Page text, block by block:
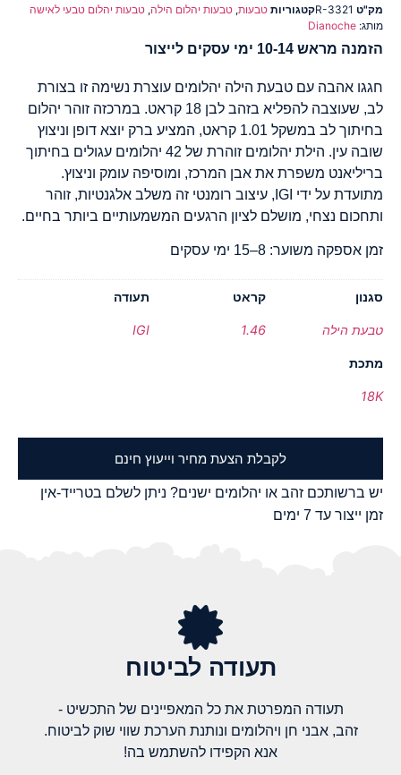
מק"ט R-3321קטגוריות טבעות, טבעות יהלום הילה, טבעות יהלום טבעי לאישה
מותג: Dianoche
הזמנה מראש 10-14 ימי עסקים לייצור
חגגו אהבה עם טבעת הילה יהלומים עוצרת נשימה זו בצורת
לב, שעוצבה להפליא בזהב לבן 18 קראט. במרכזה זוהר יהלום
בחיתוך לב במשקל 1.01 קראט, המציע ברק יוצא דופן וניצוץ
שובה עין. הילת יהלומים זוהרת של 42 יהלומים עגולים בחיתוך
בריליאנט משפרת את אבן המרכז, ומוסיפה עומק וניצוץ.
מתועדת על ידי IGI, עיצוב רומנטי זה משלב אלגנטיות, זוהר
ותחכום נצחי, מושלם לציון הרגעים המשמעותיים ביותר בחיים.
זמן אספקה משוער: 8–15 ימי עסקים
סגנון
טבעת הילה
קראט
1.46
תעודה
IGI
מתכת
18K
לקבלת הצעת מחיר וייעוץ חינם
יש ברשותכם זהב או יהלומים ישנים? ניתן לשלם בטרייד-אין
זמן ייצור עד 7 ימים
תעודה לביטוח
תעודה המפרטת את כל המאפיינים של התכשיט -
זהב, אבני חן ויהלומים ונותנת הערכת שווי שוק לביטוח.
אנא הקפידו להשתמש בה!